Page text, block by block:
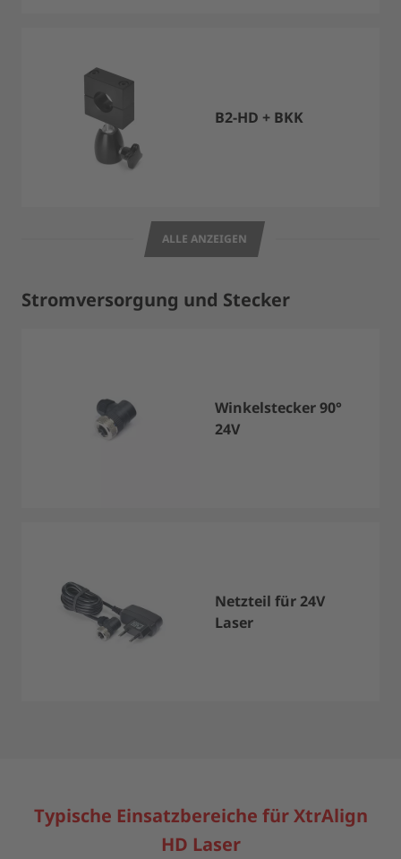
B2-HD + BKK
ALLE ANZEIGEN
Stromversorgung und Stecker
Winkelstecker 90°
24V
Netzteil für 24V
Laser
Typische Einsatzbereiche für XtrAlign
HD Laser